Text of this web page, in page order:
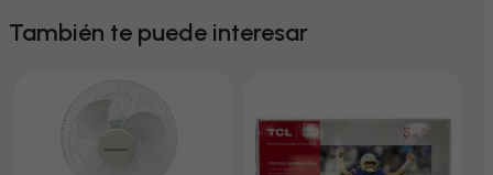
También te puede interesar